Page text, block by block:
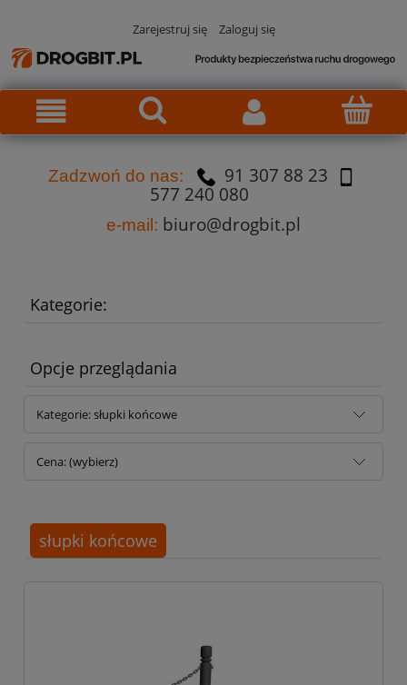
Zarejestruj się Zaloguj się
Zadzwoń do nas:
91 307 88 23
577 240 080
e-mail: biuro@drogbit.pl
Kategorie:
Opcje przeglądania
Kategorie: słupki końcowe
Cena: (wybierz)
słupki końcowe